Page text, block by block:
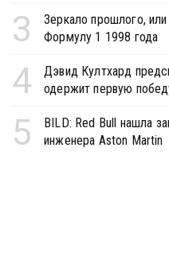
3
Зеркало прошлого,
Формулу 1 1998 года
4
Дэвид Култхард
одержит первую
5
BILD: Red Bull нашла
инженера Aston Martin